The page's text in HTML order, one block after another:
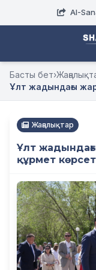
AI-
Басты бет›
Ұлт жадындағы
Жаңалықтар
Ұлт
құрмет